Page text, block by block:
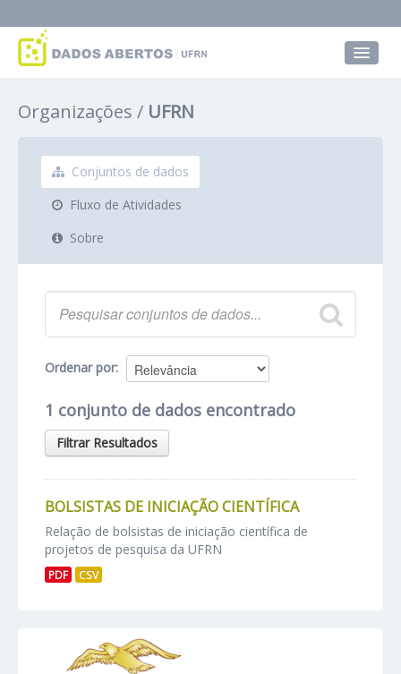
Grupos
Sobre
Organizações UFRN
Conjuntos de dados
Fluxo de Atividades
Sobre
Ordenar por
1 conjunto de dados encontrado
Filtrar Resultados
BOLSISTAS DE INICIAÇÃO CIENTÍFICA
Relação de bolsistas de iniciação científica de
projetos de pesquisa da UFRN
PDF CSV